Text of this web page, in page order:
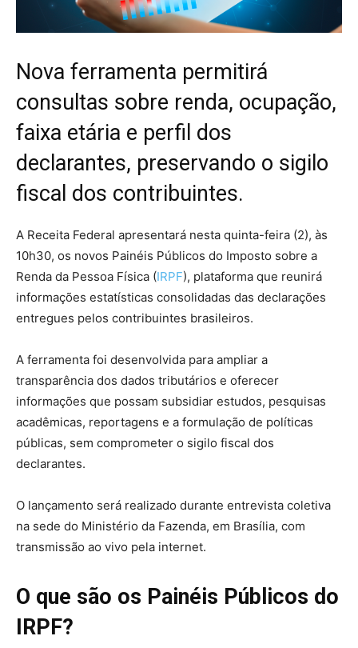
Nova ferramenta permitirá
consultas sobre renda, ocupação,
faixa etária e perfil dos
declarantes, preservando o sigilo
fiscal dos contribuintes.
A Receita Federal apresentará nesta quinta-feira (2), às
10h30, os novos Painéis Públicos do Imposto sobre a
Renda da Pessoa Física (IRPF), plataforma que reunirá
informações estatísticas consolidadas das declarações
entregues pelos contribuintes brasileiros.
A ferramenta foi desenvolvida para ampliar a
transparência dos dados tributários e oferecer
informações que possam subsidiar estudos, pesquisas
acadêmicas, reportagens e a formulação de políticas
públicas, sem comprometer o sigilo fiscal dos
declarantes.
O lançamento será realizado durante entrevista coletiva
na sede do Ministério da Fazenda, em Brasília, com
transmissão ao vivo pela internet.
O que são os Painéis Públicos do
IRPF?